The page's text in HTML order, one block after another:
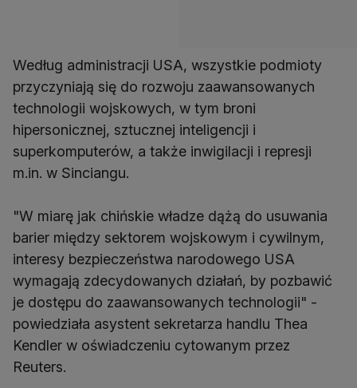
Według administracji USA, wszystkie podmioty
przyczyniają się do rozwoju zaawansowanych
technologii wojskowych, w tym broni
hipersonicznej, sztucznej inteligencji i
superkomputerów, a także inwigilacji i represji
m.in. w Sinciangu.
"W miarę jak chińskie władze dążą do usuwania
barier między sektorem wojskowym i cywilnym,
interesy bezpieczeństwa narodowego USA
wymagają zdecydowanych działań, by pozbawić
je dostępu do zaawansowanych technologii" -
powiedziała asystent sekretarza handlu Thea
Kendler w oświadczeniu cytowanym przez
Reuters.